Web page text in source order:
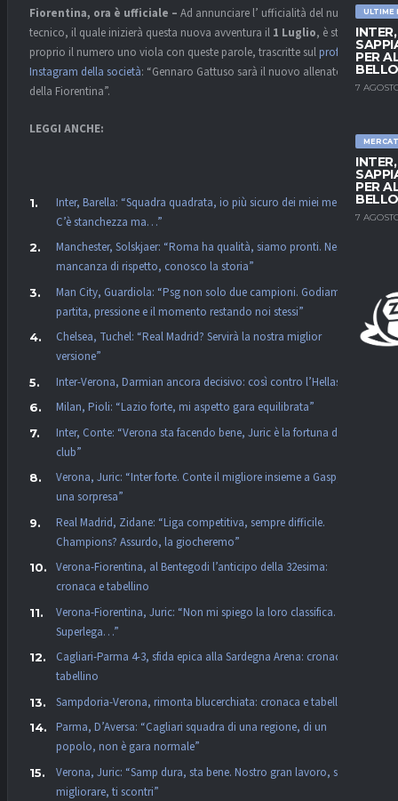
ULTIME
PER
7
PER
7
Fiorentina, ora è ufficiale – Ad annunciare l’ ufficialità del nuovo
tecnico, il quale inizierà questa nuova avventura il 1 Luglio, è stato
proprio il numero uno viola con queste parole, trascritte sul profilo
Instagram della società: “Gennaro Gattuso sarà il nuovo allenatore
della Fiorentina”.
LEGGI ANCHE:
Inter, Barella: “Squadra quadrata, io più sicuro dei miei mezzi.
C’è stanchezza ma…”
Manchester, Solskjaer: “Roma ha qualità, siamo pronti. Nessuna
mancanza di rispetto, conosco la storia”
Man City, Guardiola: “Psg non solo due campioni. Godiamoci la
partita, pressione e il momento restando noi stessi”
Chelsea, Tuchel: “Real Madrid? Servirà la nostra miglior
versione”
Inter-Verona, Darmian ancora decisivo: così contro l’Hellas
Milan, Pioli: “Lazio forte, mi aspetto gara equilibrata”
Inter, Conte: “Verona sta facendo bene, Juric è la fortuna dei
club”
Verona, Juric: “Inter forte. Conte il migliore insieme a Gasp, non
una sorpresa”
Real Madrid, Zidane: “Liga competitiva, sempre difficile.
Champions? Assurdo, la giocheremo”
Verona-Fiorentina, al Bentegodi l’anticipo della 32esima:
cronaca e tabellino
Verona-Fiorentina, Juric: “Non mi spiego la loro classifica. La
Superlega…”
Cagliari-Parma 4-3, sfida epica alla Sardegna Arena: cronaca e
tabellino
Sampdoria-Verona, rimonta blucerchiata: cronaca e tabellino
Parma, D’Aversa: “Cagliari squadra di una regione, di un
popolo, non è gara normale”
Verona, Juric: “Samp dura, sta bene. Nostro gran lavoro, se vuoi
migliorare, ti scontri”